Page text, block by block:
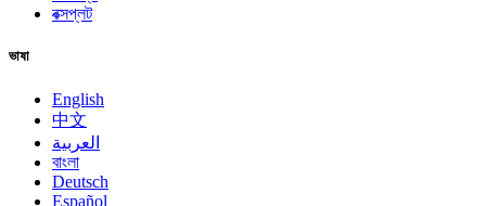
বক্সপ্লট
ভাষা
English
中文
العربية
বাংলা
Deutsch
Español